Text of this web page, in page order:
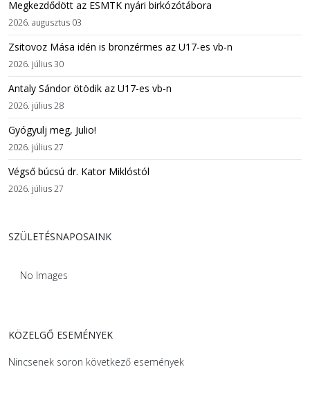
Megkezdődött az ESMTK nyári birkózótábora
2026. augusztus 03
Zsitovoz Mása idén is bronzérmes az U17-es vb-n
2026. július 30
Antaly Sándor ötödik az U17-es vb-n
2026. július 28
Gyógyulj meg, Julio!
2026. július 27
Végső búcsú dr. Kator Miklóstól
2026. július 27
SZÜLETÉSNAPOSAINK
No Images
KÖZELGŐ ESEMÉNYEK
Nincsenek soron következő események